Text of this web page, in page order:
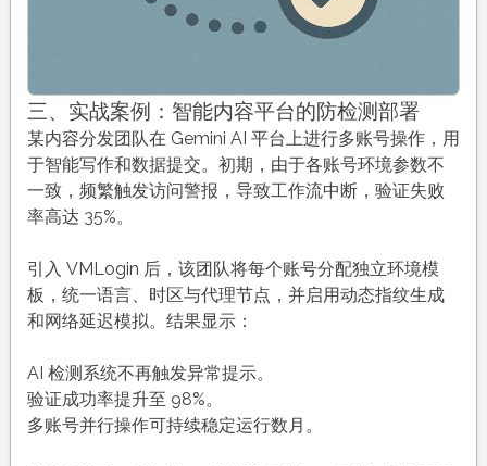
三、实战案例：智能内容平台的防检测部署
某内容分发团队在 Gemini AI 平台上进行多账号操作，用
于智能写作和数据提交。初期，由于各账号环境参数不
一致，频繁触发访问警报，导致工作流中断，验证失败
率高达 35%。
引入 VMLogin 后，该团队将每个账号分配独立环境模
板，统一语言、时区与代理节点，并启用动态指纹生成
和网络延迟模拟。结果显示：
AI 检测系统不再触发异常提示。
验证成功率提升至 98%。
多账号并行操作可持续稳定运行数月。